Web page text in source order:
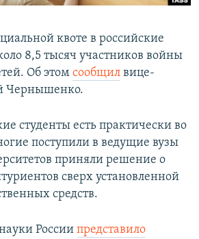
квоте в российские
8,5 тысяч участников войны
Об этом сообщил вице-
Чернышенко.
студенты есть практически во
поступили в ведущие вузы
приняли решение о
сверх установленной
средств.
России представило